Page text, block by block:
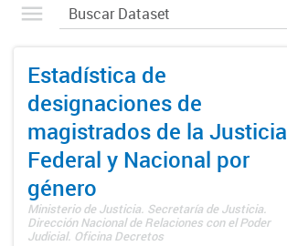
Estadística de
designaciones de
magistrados de la Justicia
Federal y Nacional por
género
Ministerio de Justicia. Secretaría de Justicia.
Dirección Nacional de Relaciones con el Poder
Judicial. Oficina Decretos